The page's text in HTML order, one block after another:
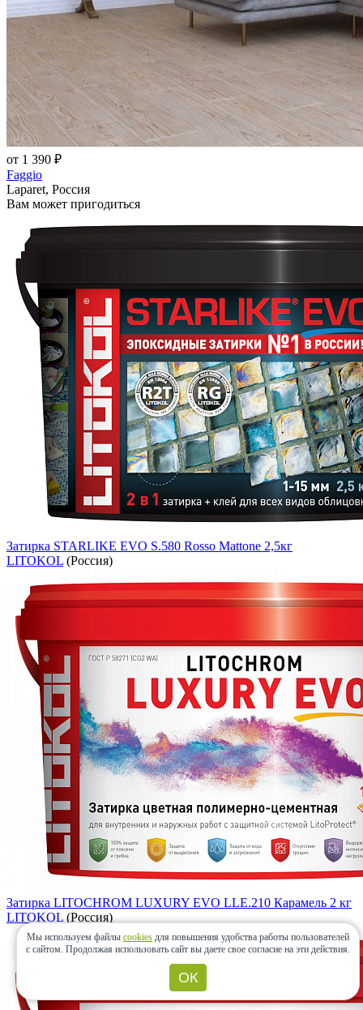
от 1 390 ₽
Faggio
Laparet, Россия
Вам может пригодиться
Затирка STARLIKE EVO S.580 Rosso Mattone 2,5кг
LITOKOL (Россия)
Затирка LITOCHROM LUXURY EVO LLE.210 Карамель 2 кг
LITOKOL(Россия)
Мы используем файлы cookies для повышения удобства работы пользователей
с сайтом. Продолжая использовать сайт вы даете свое согласие на эти действия.
ОК